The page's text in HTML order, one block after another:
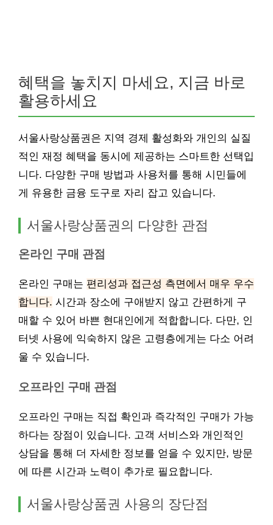
혜택을 놓치지 마세요, 지금 바로
활용하세요
서울사랑상품권은 지역 경제 활성화와 개인의 실질
적인 재정 혜택을 동시에 제공하는 스마트한 선택입
니다. 다양한 구매 방법과 사용처를 통해 시민들에
게 유용한 금융 도구로 자리 잡고 있습니다.
서울사랑상품권의 다양한 관점
온라인 구매 관점
온라인 구매는 편리성과 접근성 측면에서 매우 우수
합니다. 시간과 장소에 구애받지 않고 간편하게 구
매할 수 있어 바쁜 현대인에게 적합합니다. 다만, 인
터넷 사용에 익숙하지 않은 고령층에게는 다소 어려
울 수 있습니다.
오프라인 구매 관점
오프라인 구매는 직접 확인과 즉각적인 구매가 가능
하다는 장점이 있습니다. 고객 서비스와 개인적인
상담을 통해 더 자세한 정보를 얻을 수 있지만, 방문
에 따른 시간과 노력이 추가로 필요합니다.
서울사랑상품권 사용의 장단점